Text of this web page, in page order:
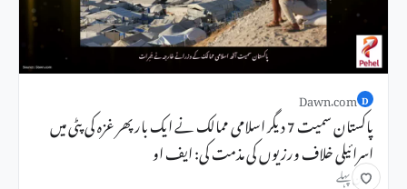
D
Dawn.com
پاکستان سمیت 7 دیگر اسلامی ممالک نے ایک بار پھر غزہ کی پٹی میں
اسرائیلی خلاف ورزیوں کی مذمت کی: ایف او
1 دن پہلے